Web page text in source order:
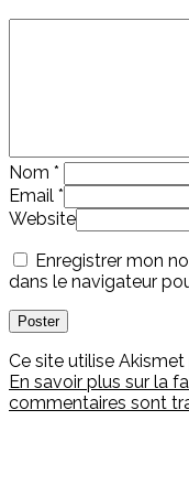
Nom *
Email *
Website
Enregistrer mon
dans le navigateur
Ce site utilise
En savoir plus sur la
commentaires sont